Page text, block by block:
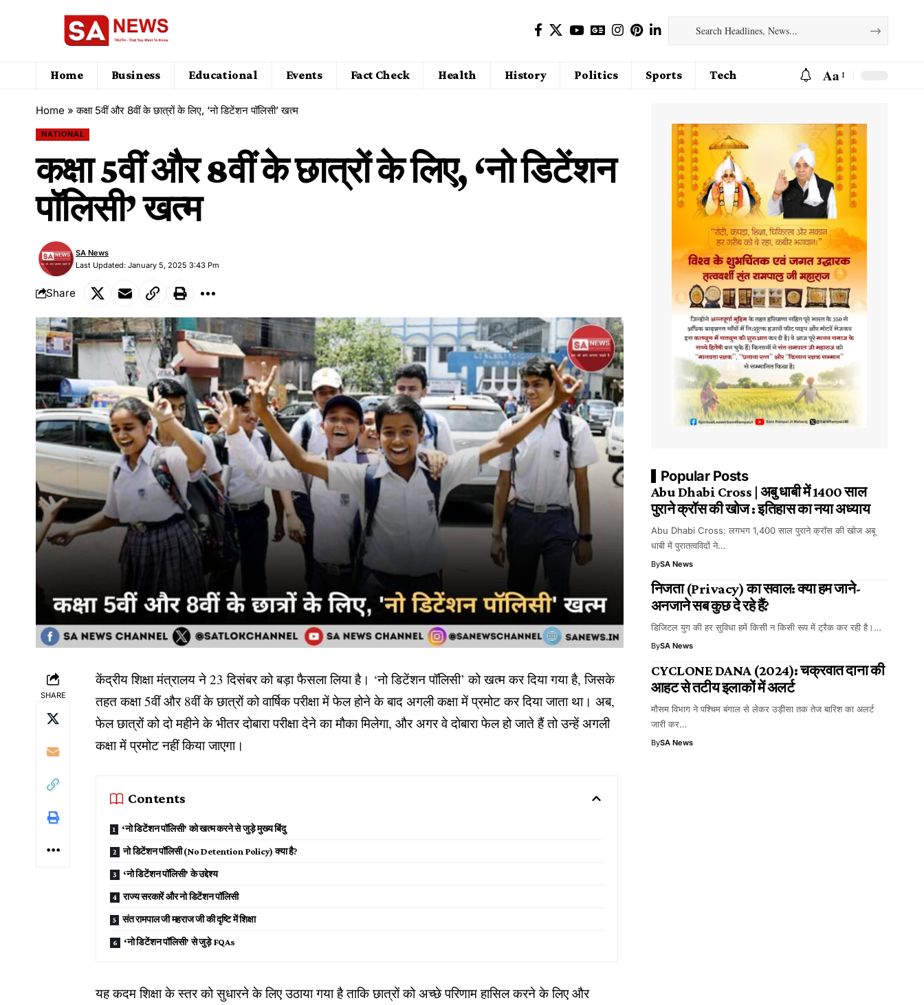
Home Business Educational Events Fact Check Health History Politics Sports Tech Aa
Home »कक्षा 5वीं और 8वीं के छात्रों के लिए, ‘नो डिटेंशन पॉलिसी’ खत्म
NATIONAL
कक्षा 5वीं और 8वीं के छात्रों के लिए, ‘नो डिटेंशन
पॉलिसी’ खत्म
Last Updated: January 5, 2025 3:43 Pm
SA News
Share
SHARE
केंद्रीय शिक्षा मंत्रालय ने 23 दिसंबर को बड़ा फैसला लिया है। ‘नो डिटेंशन पॉलिसी’ को खत्म कर दिया गया है, जिसके
तहत कक्षा 5वीं और 8वीं के छात्रों को वार्षिक परीक्षा में फेल होने के बाद अगली कक्षा में प्रमोट कर दिया जाता था। अब,
फेल छात्रों को दो महीने के भीतर दोबारा परीक्षा देने का मौका मिलेगा, और अगर वे दोबारा फेल हो जाते हैं तो उन्हें अगली
कक्षा में प्रमोट नहीं किया जाएगा।
Contents
‘नो डिटेंशन पॉलिसी’ को खत्म करने से जुड़े मुख्य बिंदु
नो डिटेंशन पॉलिसी (No Detention Policy) क्या है?
‘नो डिटेंशन पॉलिसी’ के उद्देश्य
राज्य सरकारें और नो डिटेंशन पॉलिसी
संत रामपाल जी महराज जी की दृष्टि में शिक्षा
‘नो डिटेंशन पॉलिसी’ से जुड़े FQAs
यह कदम शिक्षा के स्तर को सुधारने के लिए उठाया गया है ताकि छात्रों को अच्छे परिणाम हासिल करने के लिए और
Popular Posts
Abu Dhabi Cross | अबु धाबी में 1400 साल
पुराने क्रॉस की खोज : इतिहास का नया अध्याय
Abu Dhabi Cross: लगभग 1,400 साल पुराने क्रॉस की खोज अबू
धाबी में पुरातत्वविदों ने…
BySA News
निजता (Privacy) का सवाल: क्या हम जाने-
अनजाने सब कुछ दे रहे हैं?
डिजिटल युग की हर सुविधा हमें किसी न किसी रूप में ट्रैक कर रही है।…
BySA News
CYCLONE DANA (2024): चक्रवात दाना की
आहट से तटीय इलाकों में अलर्ट
मौसम विभाग ने पश्च‍िम बंगाल से लेकर उड़ीसा तक तेज बार‍िश का अलर्ट
जारी कर…
BySA News